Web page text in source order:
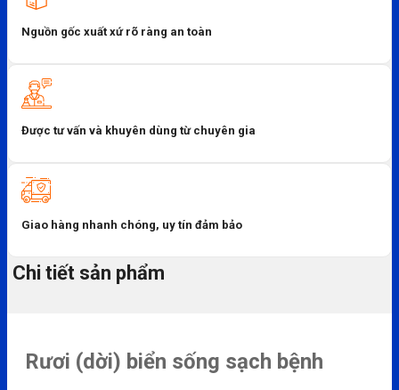
Nguồn gốc xuất xứ rõ ràng an toàn
Được tư vấn và khuyên dùng từ chuyên gia
Giao hàng nhanh chóng, uy tín đảm bảo
Chi tiết sản phẩm
Rươi (dời) biển sống sạch bệnh